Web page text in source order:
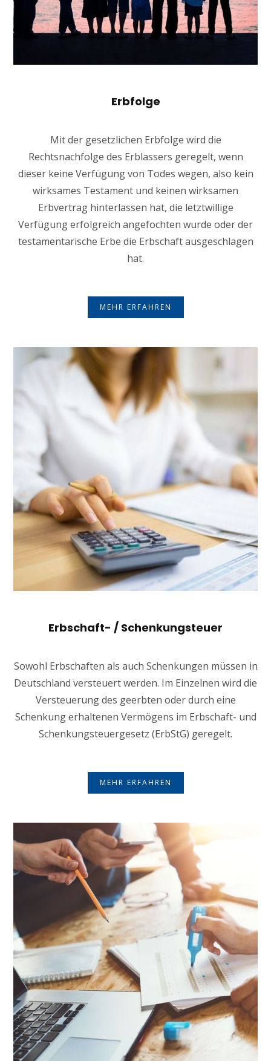
Erbfolge
Mit der gesetzlichen Erbfolge wird die
Rechtsnachfolge des Erblassers geregelt, wenn
dieser keine Verfügung von Todes wegen, also kein
wirksames Testament und keinen wirksamen
Erbvertrag hinterlassen hat, die letztwillige
Verfügung erfolgreich angefochten wurde oder der
testamentarische Erbe die Erbschaft ausgeschlagen
hat.
MEHR ERFAHREN
Erbschaft- / Schenkungsteuer
Sowohl Erbschaften als auch Schenkungen müssen in
Deutschland versteuert werden. Im Einzelnen wird die
Versteuerung des geerbten oder durch eine
Schenkung erhaltenen Vermögens im Erbschaft- und
Schenkungsteuergesetz (ErbStG) geregelt.
MEHR ERFAHREN